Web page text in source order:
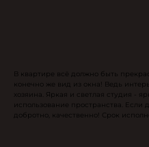
В квартире всё должно быть
конечно же вид из окна! Ведь
хозяина. Яркая и светлая студия -
использование пространства. Если
добротно, качественно! Срок